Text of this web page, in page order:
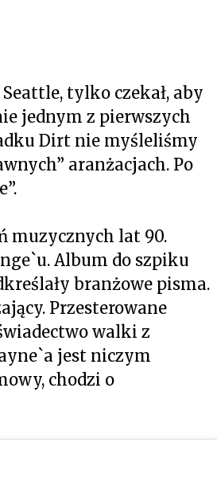
tylko czekał, aby
jednym z pierwszych
Dirt nie myśleliśmy
aranżacjach. Po
muzycznych lat 90.
Album do szpiku
branżowe pisma.
Przesterowane
walki z
jest niczym
chodzi o